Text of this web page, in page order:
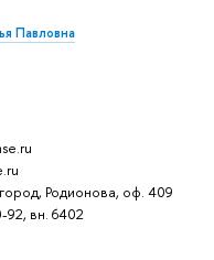
Павловна
Родионова, оф. 409
вн. 6402